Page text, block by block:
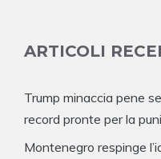
ARTICOLI
Trump minaccia pene
record pronte per la
Montenegro respinge